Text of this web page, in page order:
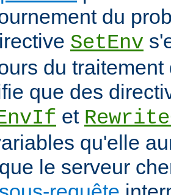
du
SetEnv
du
que des
et
qu'elle
le serveur